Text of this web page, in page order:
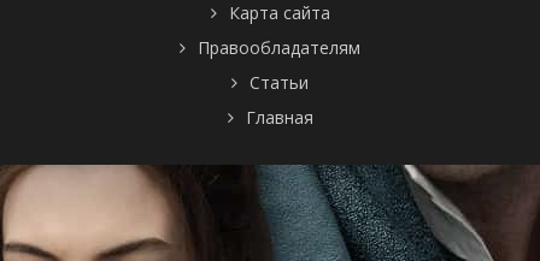
Карта сайта
Правообладателям
Статьи
Главная